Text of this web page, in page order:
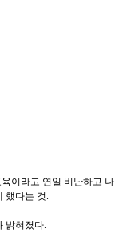
이라고 연일 비난하고 나
했다는 것.
밝혀졌다.